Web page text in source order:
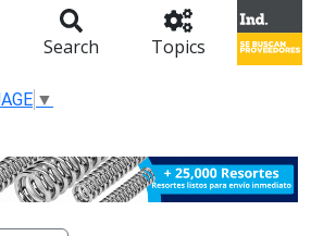
Search Topics
▼